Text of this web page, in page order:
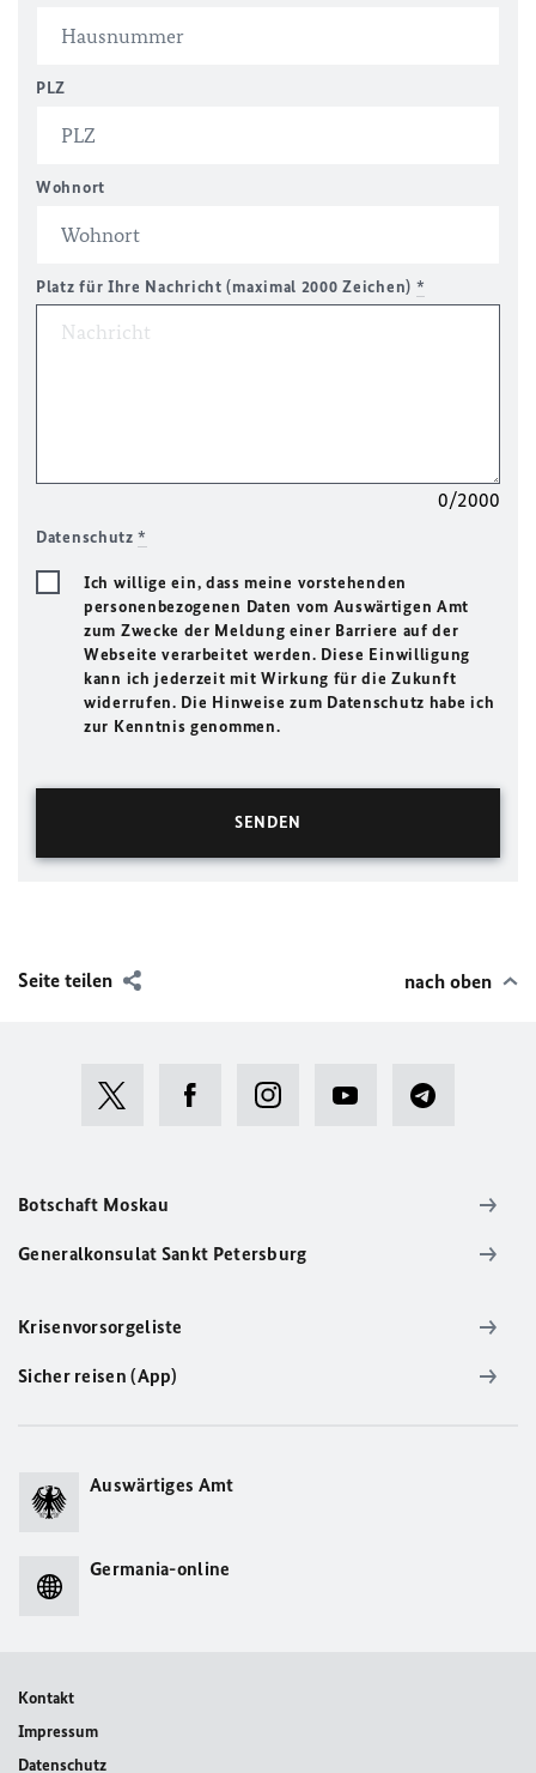
PLZ
Wohnort
Platz für Ihre Nachricht (maximal 2000 Zeichen) *
0/2000
Datenschutz*
Ich willige ein, dass meine vorstehenden
personenbezogenen Daten vom Auswärtigen Amt
zum Zwecke der Meldung einer Barriere auf der
Webseite verarbeitet werden. Diese Einwilligung
kann ich jederzeit mit Wirkung für die Zukunft
widerrufen. Die Hinweise zum Datenschutz habe ich
zur Kenntnis genommen.
Seite teilen nach oben
Botschaft Moskau
Generalkonsulat Sankt Petersburg
Krisenvorsorgeliste
Sicher reisen (App)
Auswärtiges Amt
Germania-online
Kontakt
Impressum
Datenschutz